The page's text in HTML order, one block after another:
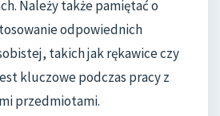
Należy także pamiętać o
odpowiednich
takich jak rękawice czy
kluczowe podczas pracy z
przedmiotami.